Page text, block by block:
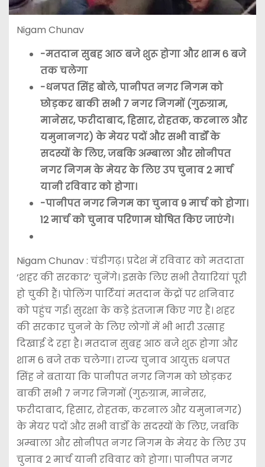
Nigam Chunav
-मतदान सुबह आठ बजे शुरू होगा और शाम 6 बजे
तक चलेगा
-धनपत सिंह बोले, पानीपत नगर निगम को
छोड़कर बाकी सभी 7 नगर निगमों (गुरुग्राम,
मानेसर, फरीदाबाद, हिसार, रोहतक, करनाल और
यमुनानगर) के मेयर पदों और सभी वार्डों के
सदस्यों के लिए, जबकि अम्बाला और सोनीपत
नगर निगम के मेयर के लिए उप चुनाव 2 मार्च
यानी रविवार को होगा।
-पानीपत नगर निगम का चुनाव 9 मार्च को होगा।
12 मार्च को चुनाव परिणाम घोषित किए जाएंगे।
Nigam Chunav : चंडीगढ़। प्रदेश में रविवार को मतदाता
‘शहर की सरकार’ चुनेंगे। इसके लिए सभी तैयारियां पूरी
हो चुकी हैं। पोलिंग पार्टियां मतदान केंद्रों पर शनिवार
को पहुंच गई। सुरक्षा के कड़े इंतजाम किए गए हैं। शहर
की सरकार चुनने के लिए लोगों में भी भारी उत्साह
दिखाई दे रहा है। मतदान सुबह आठ बजे शुरू होगा और
शाम 6 बजे तक चलेगा। राज्य चुनाव आयुक्त धनपत
सिंह ने बताया कि पानीपत नगर निगम को छोड़कर
बाकी सभी 7 नगर निगमों (गुरुग्राम, मानेसर,
फरीदाबाद, हिसार, रोहतक, करनाल और यमुनानगर)
के मेयर पदों और सभी वार्डों के सदस्यों के लिए, जबकि
अम्बाला और सोनीपत नगर निगम के मेयर के लिए उप
चुनाव 2 मार्च यानी रविवार को होगा। पानीपत नगर